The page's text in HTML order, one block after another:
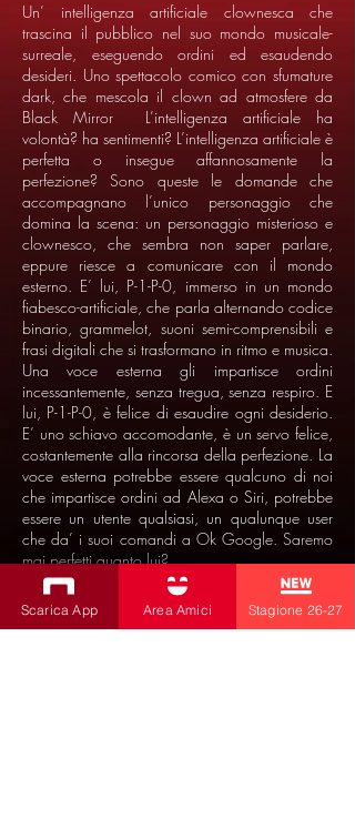
Un’ intelligenza artificiale clownesca che
trascina il pubblico nel suo mondo musicale-
surreale, eseguendo ordini ed esaudendo
desideri. Uno spettacolo comico con sfumature
dark, che mescola il clown ad atmosfere da
Black Mirror L’intelligenza artificiale ha
volontà? ha sentimenti? L’intelligenza artificiale è
perfetta o insegue affannosamente la
perfezione? Sono queste le domande che
accompagnano l’unico personaggio che
domina la scena: un personaggio misterioso e
clownesco, che sembra non saper parlare,
eppure riesce a comunicare con il mondo
esterno. E’ lui, P-1-P-0, immerso in un mondo
fiabesco-artificiale, che parla alternando codice
binario, grammelot, suoni semi-comprensibili e
frasi digitali che si trasformano in ritmo e musica.
Una voce esterna gli impartisce ordini
incessantemente, senza tregua, senza respiro. E
lui, P-1-P-0, è felice di esaudire ogni desiderio.
E’ uno schiavo accomodante, è un servo felice,
costantemente alla rincorsa della perfezione. La
voce esterna potrebbe essere qualcuno di noi
che impartisce ordini ad Alexa o Siri, potrebbe
essere un utente qualsiasi, un qualunque user
che da’ i suoi comandi a Ok Google. Saremo
mai perfetti quanto lui?
Scarica App Area Amici Stagione 26-27